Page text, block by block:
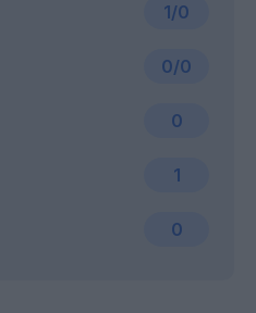
1/0
1
0/0
0
0